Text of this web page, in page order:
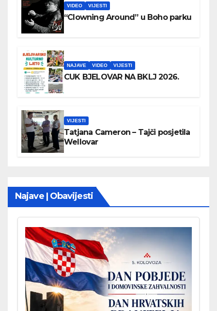
VIDEO VIJESTI
“Clowning Around” u Boho parku
NAJAVE VIDEO VIJESTI
CUK BJELOVAR NA BKLJ 2026.
VIJESTI
Tatjana Cameron – Tajči posjetila
Wellovar
Najave | Obavijesti